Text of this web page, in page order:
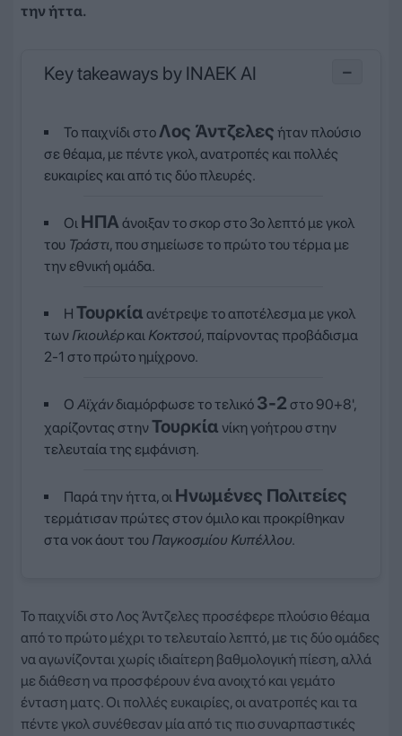
την ήττα.
Key takeaways by INAEK AI −
Το παιχνίδι στοΛος Άντζελες ήταν πλούσιο
σε θέαμα, με πέντε γκολ, ανατροπές και πολλές
ευκαιρίες και από τις δύο πλευρές.
Οι ΗΠΑ άνοιξαν το σκορ στο 3ο λεπτό με γκολ
του Τράστι, που σημείωσε το πρώτο του τέρμα με
την εθνική ομάδα.
Η Τουρκία ανέτρεψε το αποτέλεσμα με γκολ
των Γκιουλέρκαι Κοκτσού, παίρνοντας προβάδισμα
2-1 στο πρώτο ημίχρονο.
Ο Αϊχάνδιαμόρφωσε το τελικό 3-2 στο 90+8',
χαρίζοντας στηνΤουρκία νίκη γοήτρου στην
τελευταία της εμφάνιση.
Παρά την ήττα, οι Ηνωμένες Πολιτείες
τερμάτισαν πρώτες στον όμιλο και προκρίθηκαν
στα νοκ άουτ του Παγκοσμίου Κυπέλλου.
Το παιχνίδι στο Λος Άντζελες προσέφερε πλούσιο θέαμα
από το πρώτο μέχρι το τελευταίο λεπτό, με τις δύο ομάδες
να αγωνίζονται χωρίς ιδιαίτερη βαθμολογική πίεση, αλλά
με διάθεση να προσφέρουν ένα ανοιχτό και γεμάτο
ένταση ματς. Οι πολλές ευκαιρίες, οι ανατροπές και τα
πέντε γκολ συνέθεσαν μία από τις πιο συναρπαστικές